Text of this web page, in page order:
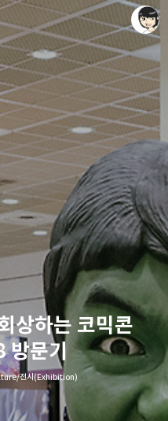
상하는 코믹콘
방문기
전시(Exhibition)
레이니아